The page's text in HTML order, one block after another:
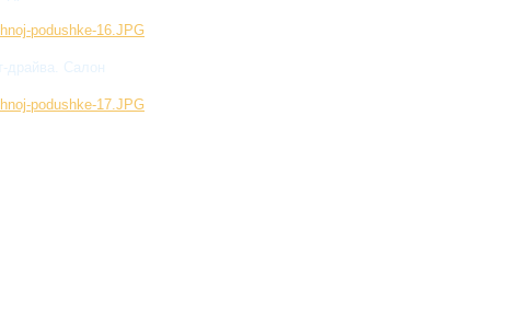
podushke-16.JPG
драйва. Салон
podushke-17.JPG